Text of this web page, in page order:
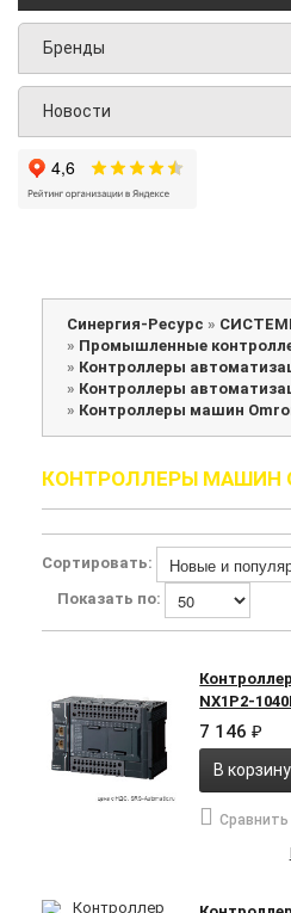
Бренды
Новости
Синергия-Ресурс »
» Промышленные
» Контроллеры
» Контроллеры
» Контроллеры машин
КОНТРОЛЛЕРЫ МАШИН
Сортировать:
Показать по:
NX1P2-
7 146₽
В корзину
Сравнить